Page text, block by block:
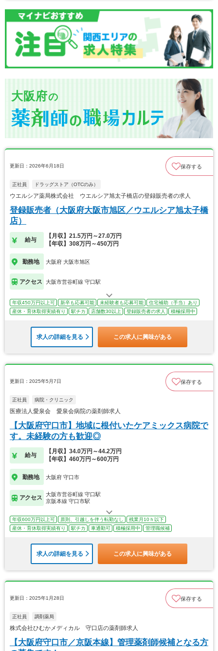
大阪府の
更新日：2026年6月18日 保存する
正社員 ドラッグストア（OTCのみ）
ウエルシア薬局株式会社 ウエルシア旭太子橋店の登録販売者の求人
登録販売者（大阪府大阪市旭区／ウエルシア旭太子橋
店）
給与
【月収】21.5万円～27.0万円
【年収】308万円～450万円
勤務地 大阪府 大阪市旭区
アクセス 大阪市営谷町線 守口駅
年収450万円以上可 新卒も応募可能 未経験者も応募可能
住宅補助（手当）あり
産休・育休取得実績有り
駅チカ 店舗数30以上 登録販売者の求人 積極採用中
求人の詳細を見る この求人に興味がある
更新日：2025年5月7日 保存する
正社員 病院・クリニック
医療法人愛泉会 愛泉会病院の薬剤師求人
【大阪府守口市】地域に根付いたケアミックス病院で
す。未経験の方も歓迎◎
給与
【月収】34.0万円～44.2万円
【年収】460万円～600万円
勤務地 大阪府 守口市
アクセス
大阪市営谷町線 守口駅
京阪本線 守口市駅
年収600万円以上可 原則、引越しを伴う転勤なし
残業月10ｈ以下
産休・育休取得実績有り
駅チカ 車通勤可 積極採用中 管理職候補
求人の詳細を見る この求人に興味がある
更新日：2025年1月28日 保存する
正社員 調剤薬局
株式会社ひむかメディカル 守口店の薬剤師求人
【大阪府守口市／京阪本線】管理薬剤師候補となる方